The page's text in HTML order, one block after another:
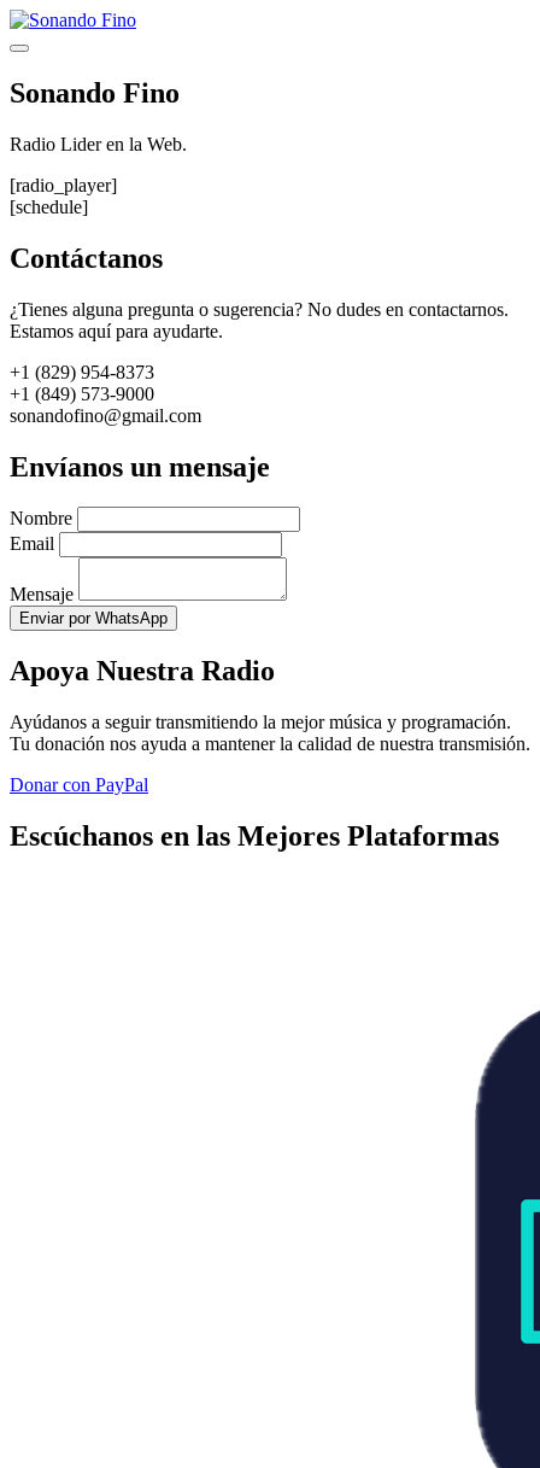
Saltar
al
Menú
Sonando Fino
Radio Lider en la Web.
[radio_player]
[schedule]
Contáctanos
¿Tienes alguna pregunta o sugerencia? No dudes en contactarnos.
Estamos aquí para ayudarte.
+1 (829) 954-8373
+1 (849) 573-9000
sonandofino@gmail.com
Envíanos un mensaje
Nombre
Email
Mensaje
Enviar por WhatsApp
Apoya Nuestra Radio
Ayúdanos a seguir transmitiendo la mejor música y programación.
Tu donación nos ayuda a mantener la calidad de nuestra transmisión.
Donar con PayPal
Escúchanos en las Mejores Plataformas